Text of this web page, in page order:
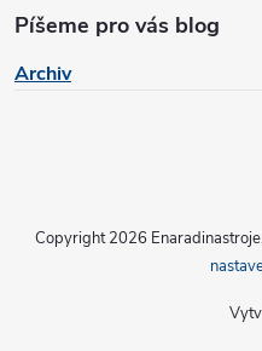
Píšeme pro vás blog
Archiv
Copyright 2026 Enaradinastroje